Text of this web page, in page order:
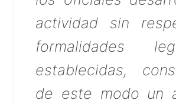
actividad sin
formalidades
establecidas,
de este modo un